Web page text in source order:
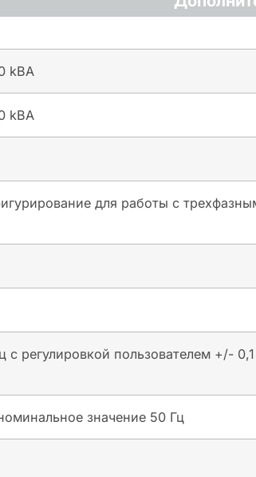
kВА
kВА
для работы с
с регулировкой пользователем +/- 0,1
значение 50 Гц